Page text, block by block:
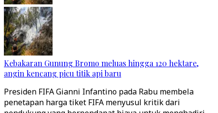
Kebakaran Gunung Bromo meluas hingga 120 hektare,
angin kencang picu titik api baru
Presiden FIFA Gianni Infantino pada Rabu membela
penetapan harga tiket FIFA menyusul kritik dari